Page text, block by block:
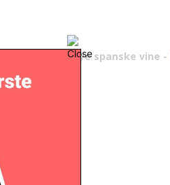
Ny bog om de nye spanske vine -